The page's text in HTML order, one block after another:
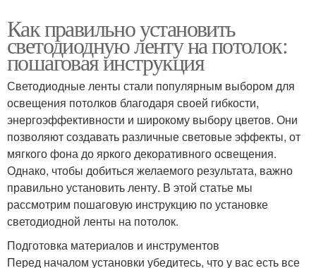
Как правильно установить
светодиодную ленту на потолок:
пошаговая инструкция
Светодиодные ленты стали популярным выбором для
освещения потолков благодаря своей гибкости,
энергоэффективности и широкому выбору цветов. Они
позволяют создавать различные световые эффекты, от
мягкого фона до яркого декоративного освещения.
Однако, чтобы добиться желаемого результата, важно
правильно установить ленту. В этой статье мы
рассмотрим пошаговую инструкцию по установке
светодиодной ленты на потолок.
Подготовка материалов и инструментов
Перед началом установки убедитесь, что у вас есть все